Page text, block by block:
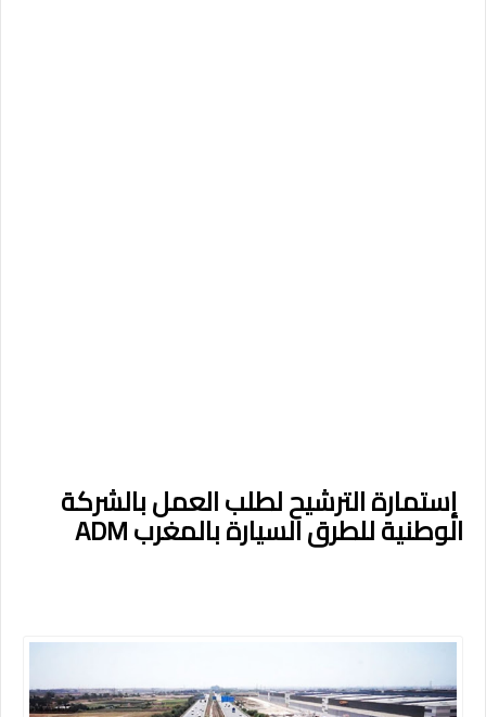
إستمارة الترشيح لطلب العمل بالشركة
الوطنية للطرق السيارة بالمغرب ADM